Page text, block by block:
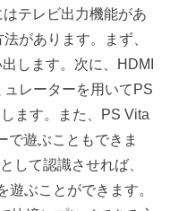
テレビ出力機能があ
があります。まず、
します。次に、HDMI
レーターを用いてPS
ます。また、PS Vita
で遊ぶこともできま
して認識させれば、
ぶことができます。